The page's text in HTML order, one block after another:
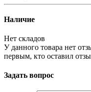
Наличие
Нет складов
У данного товара нет
первым, кто оставил
Задать вопрос